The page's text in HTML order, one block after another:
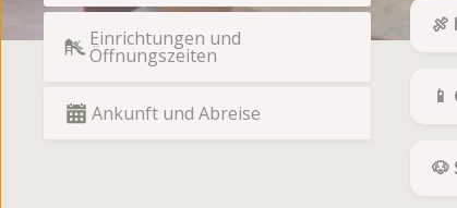
Einrichtungen und
Öffnungszeiten
Ankunft und Abreise
🐶